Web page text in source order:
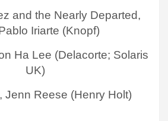
and the Nearly Departed,
Iriarte (Knopf)
Ha Lee (Delacorte; Solaris
UK)
Jenn Reese (Henry Holt)